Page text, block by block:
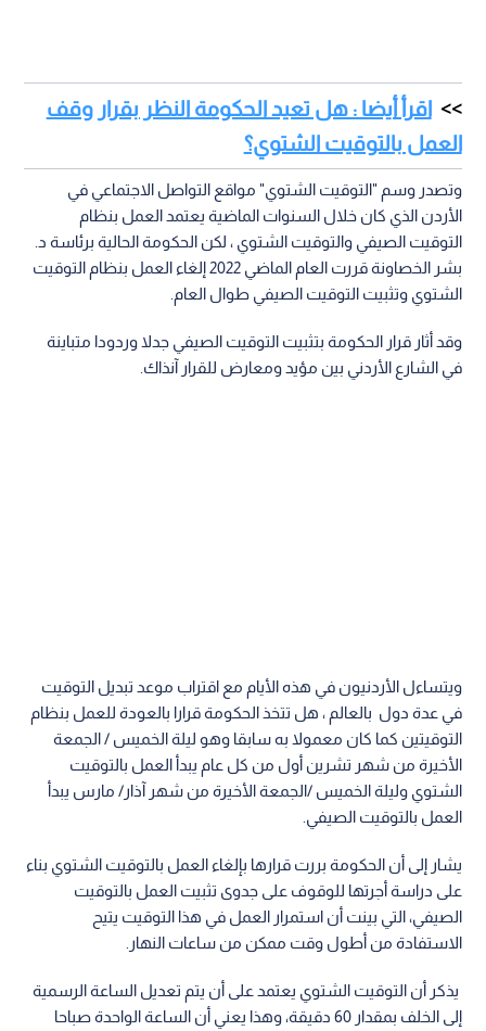
اقرأ أيضا : هل تعيد الحكومة النظر بقرار وقف
العمل بالتوقيت الشتوي؟
وتصدر وسم "التوقيت الشتوي" مواقع التواصل الاجتماعي في
الأردن الذي كان خلال السنوات الماضية يعتمد العمل بنظام
التوقيت الصيفي والتوقيت الشتوي ، لكن الحكومة الحالية برئاسة د.
بشر الخصاونة قررت العام الماضي 2022 إلغاء العمل بنظام التوقيت
الشتوي وتثبيت التوقيت الصيفي طوال العام.
وقد أثار قرار الحكومة بتثبيت التوقيت الصيفي جدلا وردودا متباينة
في الشارع الأردني بين مؤيد ومعارض للقرار آنذاك.
ويتساءل الأردنيون في هذه الأيام مع اقتراب موعد تبديل التوقيت
في عدة دول بالعالم ، هل تتخذ الحكومة قرارا بالعودة للعمل بنظام
التوقيتين كما كان معمولا به سابقا وهو ليلة الخميس / الجمعة
الأخيرة من شهر تشرين أول من كل عام يبدأ العمل بالتوقيت
الشتوي وليلة الخميس /الجمعة الأخيرة من شهر آذار/ مارس يبدأ
العمل بالتوقيت الصيفي.
يشار إلى أن الحكومة بررت قرارها بإلغاء العمل بالتوقيت الشتوي بناء
على دراسة أجرتها للوقوف على جدوى تثبيت العمل بالتوقيت
الصيفي، التي بينت أن استمرار العمل في هذا التوقيت يتيح
الاستفادة من أطول وقت ممكن من ساعات النهار.
يذكر أن التوقيت الشتوي يعتمد على أن يتم تعديل الساعة الرسمية
إلى الخلف بمقدار 60 دقيقة، وهذا يعني أن الساعة الواحدة صباحا